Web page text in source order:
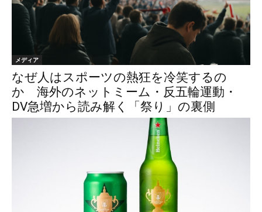
メディア
なぜ人はスポーツの熱狂を冷笑するの
か 海外のネットミーム・反五輪運動・
DV急増から読み解く「祭り」の裏側